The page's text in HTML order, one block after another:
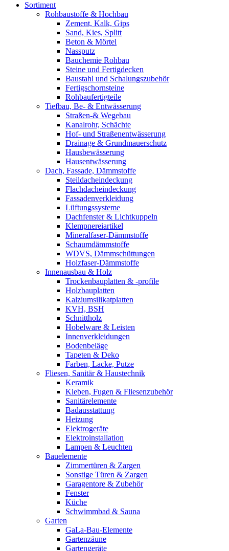
Sortiment
Rohbaustoffe & Hochbau
Zement, Kalk, Gips
Sand, Kies, Splitt
Beton & Mörtel
Nassputz
Bauchemie Rohbau
Steine und Fertigdecken
Baustahl und Schalungszubehör
Fertigschornsteine
Rohbaufertigteile
Tiefbau, Be- & Entwässerung
Straßen-& Wegebau
Kanalrohr, Schächte
Hof- und Straßenentwässerung
Drainage & Grundmauerschutz
Hausbewässerung
Hausentwässerung
Dach, Fassade, Dämmstoffe
Steildacheindeckung
Flachdacheindeckung
Fassadenverkleidung
Lüftungssysteme
Dachfenster & Lichtkuppeln
Klempnereiartikel
Mineralfaser-Dämmstoffe
Schaumdämmstoffe
WDVS, Dämmschüttungen
Holzfaser-Dämmstoffe
Innenausbau & Holz
Trockenbauplatten & -profile
Holzbauplatten
Kalziumsilikatplatten
KVH, BSH
Schnittholz
Hobelware & Leisten
Innenverkleidungen
Bodenbeläge
Tapeten & Deko
Farben, Lacke, Putze
Fliesen, Sanitär & Haustechnik
Keramik
Kleben, Fugen & Fliesenzubehör
Sanitärelemente
Badausstattung
Heizung
Elektrogeräte
Elektroinstallation
Lampen & Leuchten
Bauelemente
Zimmertüren & Zargen
Sonstige Türen & Zargen
Garagentore & Zubehör
Fenster
Küche
Schwimmbad & Sauna
Garten
GaLa-Bau-Elemente
Gartenzäune
Gartengeräte